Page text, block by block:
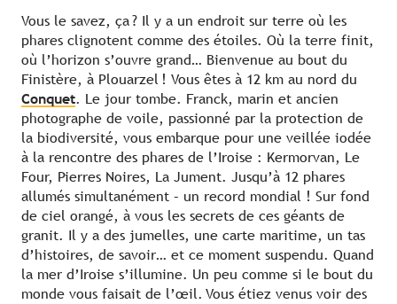
Vous le savez, ça ? Il y a un endroit sur terre où les
phares clignotent comme des étoiles. Où la terre finit,
où l’horizon s’ouvre grand… Bienvenue au bout du
Finistère, à Plouarzel ! Vous êtes à 12 km au nord du
Conquet. Le jour tombe. Franck, marin et ancien
photographe de voile, passionné par la protection de
la biodiversité, vous embarque pour une veillée iodée
à la rencontre des phares de l’Iroise : Kermorvan, Le
Four, Pierres Noires, La Jument. Jusqu’à 12 phares
allumés simultanément – un record mondial ! Sur fond
de ciel orangé, à vous les secrets de ces géants de
granit. Il y a des jumelles, une carte maritime, un tas
d’histoires, de savoir… et ce moment suspendu. Quand
la mer d’Iroise s’illumine. Un peu comme si le bout du
monde vous faisait de l’œil. Vous étiez venus voir des